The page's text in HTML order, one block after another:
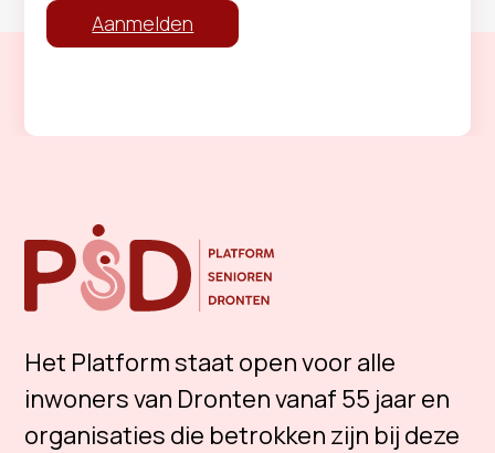
Aanmelden
Het Platform staat open voor alle
inwoners van Dronten vanaf 55 jaar en
organisaties die betrokken zijn bij deze